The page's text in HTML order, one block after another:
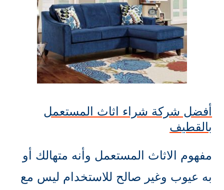
أفضل شركة شراء اثاث المستعمل
بالقطيف
مفهوم الاثاث المستعمل وأنه متهالك أو
به عيوب وغير صالح للاستخدام ليس مع